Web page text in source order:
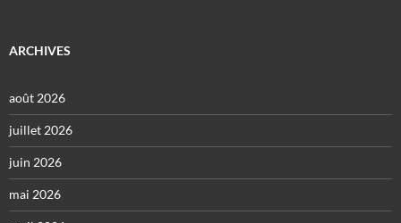
ARCHIVES
août 2026
juillet 2026
juin 2026
mai 2026